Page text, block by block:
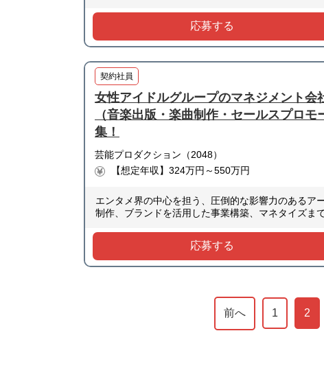
応募する
契約社員
女性アイドルグループのマネジメント会
（音楽出版・楽曲制作・セールスプロ
集！
芸能プロダクション（2048）
【想定年収】324万円～550万円
エンタメ界の中心を担う、圧倒的な影響力のあるア
制作、ブランドを活用した事業構築、マネタイズま
応募する
前へ 1 2